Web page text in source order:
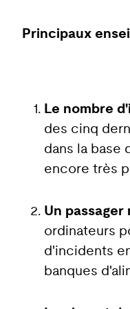
Principaux
Le nombre
des cinq
dans la base
encore très
Un
ordinateurs
d'incidents
banques